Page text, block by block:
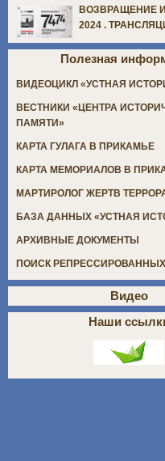
ВОЗВРАЩЕНИЕ
2024 .
Полезная
ВИДЕОЦИКЛ «УСТНАЯ
ВЕСТНИКИ «ЦЕНТРА
ПАМЯТИ»
КАРТА ГУЛАГА В ПРИКАМЬЕ
КАРТА МЕМОРИАЛОВ В
МАРТИРОЛОГ ЖЕРТВ
БАЗА ДАННЫХ «УСТНАЯ
АРХИВНЫЕ ДОКУМЕНТЫ
ПОИСК РЕПРЕССИРОВАННЫХ
Видео
Наши